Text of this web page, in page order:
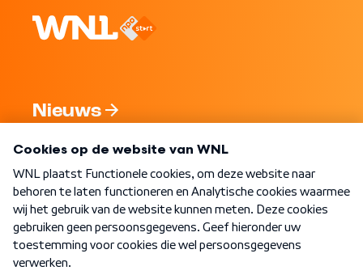
Nieuws
Nieuwsbrief
Word Lid